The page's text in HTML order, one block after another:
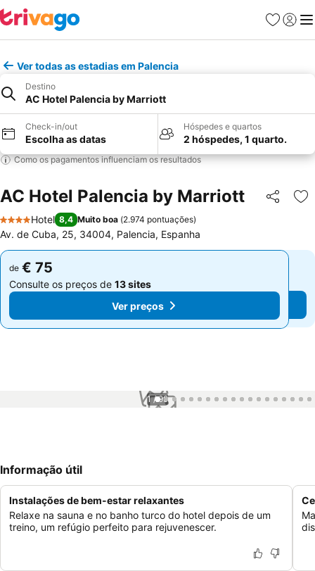
Favoritos
Iniciar
Ver todas as estadias em Palencia
Destino
AC Hotel Palencia by Marriott
Check-in/out
Escolha as datas
Hóspedes e quartos
2 hóspedes, 1 quarto.
Como os pagamentos influenciam os resultados
AC Hotel Palencia by Marriott Partilhar
4 Estrelas
Hotel 8,4 Muito boa (2.974 pontuações)
Av. de Cuba, 25, 34004, Palencia, Espanha
de € 75
Consulte os preços de 13 sites
Ver preços
de € 75
Consulte os preços de 13 sites
Ver preços
1 / 99
Informação útil
Instalações de bem-estar relaxantes
Relaxe na sauna e no banho turco do hotel depois de um
treino, um refúgio perfeito para rejuvenescer.